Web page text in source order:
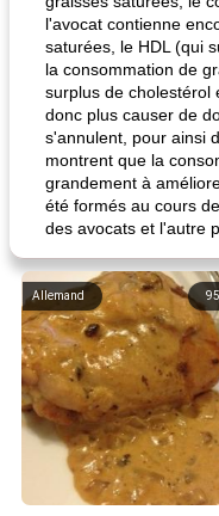
l'avocat contienne
saturées, le HDL (qui
la consommation de
surplus de cholestérol
donc plus causer de
s'annulent, pour ainsi
montrent que la
grandement à
été formés au cours
des avocats et l'autre
95
Allemand